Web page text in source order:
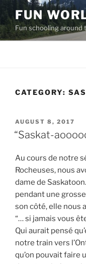
Skip
content
FUN
Fun schooling around
CATEGORY:
POSTED
ON
AUGUST 8, 2017
“Saskat-
Au cours de notre
Rocheuses, nous
dame de
pendant une
son côté, elle nous
“… si jamais vous
Qui aurait pensé
notre train vers
qu’on pouvait faire